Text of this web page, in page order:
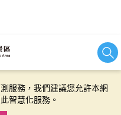
優化網站服務，並有助於為
服務，我們建議您允許本網
智慧化服務。